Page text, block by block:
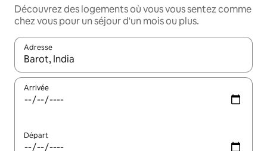
Découvrez des logements où vous vous sentez comme
chez vous pour un séjour d'un mois ou plus.
Adresse
Lorsque les résultats s'affichent, utilisez les flèches vers le
Arrivée
Départ